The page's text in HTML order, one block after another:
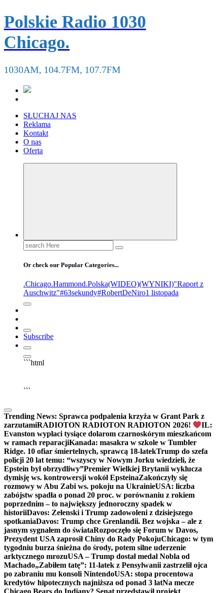
Polskie Radio 1030
Chicago.
1030AM, 104.7FM, 107.7FM
SŁUCHAJ NAS
Reklama
Kontakt
O nas
Oferta
Or check our Popular Categories...
.Chicago.Hammond.Polska(WIDEO)(WYNIKI)"Raport z
Auschwitz"#63sekundy#RobertDeNiro1 listopada
Subscribe
```html
```
Trending News: Sprawca podpalenia krzyża w Grant Park z
zarzutamiRADIOTON RADIOTON RADIOTON 2026!
IL:
Evanston wypłaci tysiące dolarom czarnoskórym mieszkańcom
w ramach reparacjiKanada: masakra w szkole w Tumbler
Ridge. 10 ofiar śmiertelnych, sprawcą 18-latekTrump do szefa
policji 20 lat temu: “wszyscy w Nowym Jorku wiedzieli, że
Epstein był obrzydliwy”Premier Wielkiej Brytanii wyklucza
dymisję ws. kontrowersji wokół EpsteinaZakończyły się
rozmowy w Abu Zabi ws. pokoju na UkrainieUSA: liczba
zabójstw spadła o ponad 20 proc. w porównaniu z rokiem
poprzednim – to największy jednoroczny spadek w
historiiDavos: Zełenski i Trump zadowoleni z dzisiejszego
spotkaniaDavos: Trump chce Grenlandii. Bez wojska – ale z
jasnym sygnałem do świataRozpoczęło się Forum w Davos,
Prezydent USA zaprosił Chiny do Rady PokojuChicago: w tym
tygodniu burza śnieżna do środy, potem silne uderzenie
arktycznego mrozuUSA – Trump dostał medal Nobla od
Machado„Zabiłem tatę”: 11-latek z Pensylwanii zastrzelił ojca
po zabraniu mu konsoli NintendoUSA: stopa procentowa
kredytów hipotecznych najniższa od ponad 3 latNa mecze